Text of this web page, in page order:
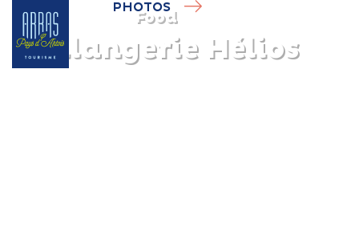
Food
Boulangerie Hélios
PHOTOS